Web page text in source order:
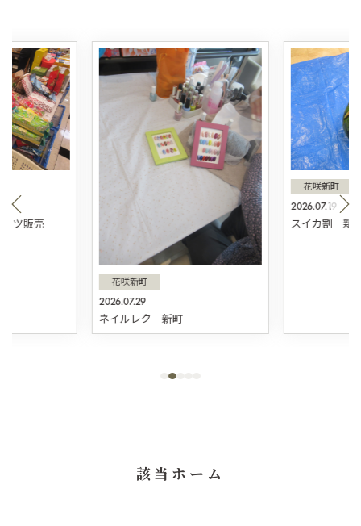
ーツ販売
2026.07.29
花咲新町
ネイルレク 新町
2026.07.19
花咲新町
スイカ割 新
該当ホーム